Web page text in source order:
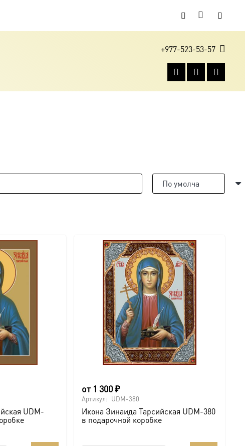
+977-523-53-57
UDM-
от 1 300₽
Артикул: UDM-380
Икона Зинаида Тарсийская UDM-380
в подарочной коробке